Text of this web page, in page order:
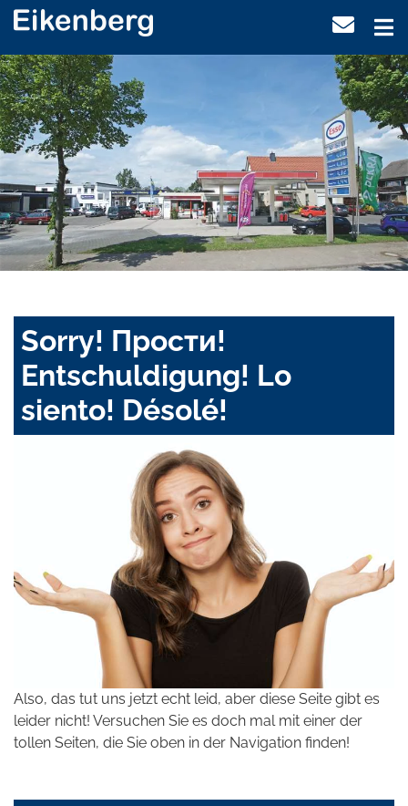
Sorry! Прости!
Entschuldigung! Lo
siento! Désolé!
Also, das tut uns jetzt echt leid, aber diese Seite gibt es
leider nicht! Versuchen Sie es doch mal mit einer der
tollen Seiten, die Sie oben in der Navigation finden!